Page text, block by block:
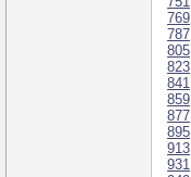
769
787
805
823
841
859
877
895
913
931